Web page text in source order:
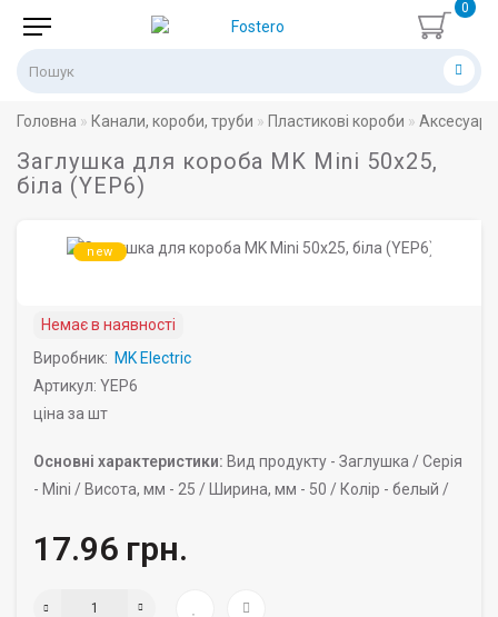
0
Головна Канали, короби, труби Пластикові короби
Заглушка для короба MK Mini 50х25,
біла (YEP6)
new
Немає в наявності
Виробник: MK Electric
Артикул: YEP6
ціна за шт
Основні характеристики: Вид продукту - Заглушка /Серія
- Mini / Висота, мм - 25 / Ширина, мм - 50 / Колір - белый /
17.96 грн.